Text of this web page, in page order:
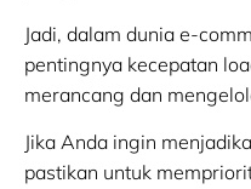
Jadi, dalam dunia e-
pentingnya kecepatan
merancang dan
Jika Anda ingin
pastikan untuk